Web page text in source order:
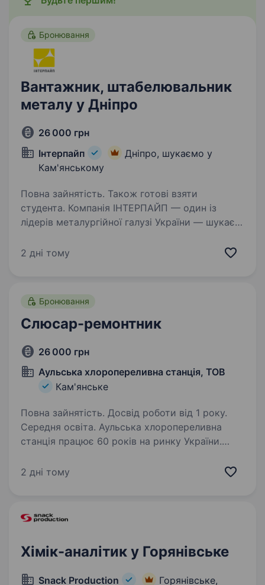
Бронювання
Вантажник, штабелювальник
металу у Дніпро
26 000 грн
Інтерпайп
Дніпро, шукаємо у
Кам'янському
Повна зайнятість. Також готові взяти
студента. Компанія ІНТЕРПАЙП — один із
лідерів металургійної галузі України — шукає
штабелювальника металу! Хочеш стабільну
2 дні тому
Бронювання
Слюсар-ремонтник
26 000 грн
Аульська хлоропереливна станція, ТОВ
Кам'янське
Повна зайнятість. Досвід роботи від 1 року.
Середня освіта. Аульська хлоропереливна
станція працює 60 років на ринку України.
водоканалів, попит на продукцію постійний.
2 дні тому
Хімік-аналітик у Горянівське
Snack Production
Горянівське,